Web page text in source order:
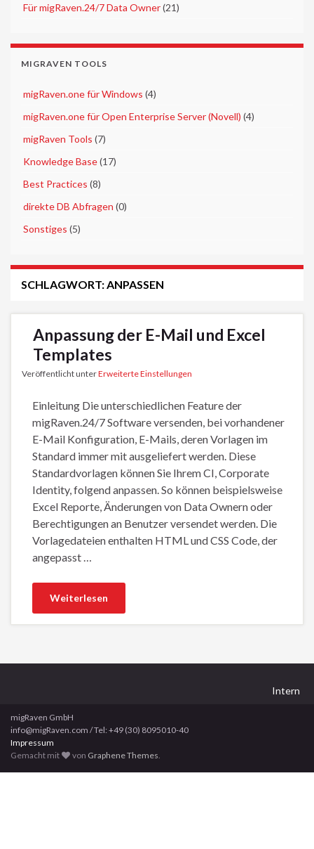
Für migRaven.24/7 Data Owner(21)
MIGRAVEN TOOLS
migRaven.one für Windows (4)
migRaven.one für Open Enterprise Server (Novell) (4)
migRaven Tools (7)
Knowledge Base(17)
Best Practices (8)
direkte DB Abfragen (0)
Sonstiges (5)
SCHLAGWORT:ANPASSEN
Anpassung der E-Mail und Excel
Templates
Veröffentlicht unterErweiterte Einstellungen
Einleitung Die unterschiedlichen Feature der
migRaven.24/7 Software versenden, bei vorhandener
E-Mail Konfiguration, E-Mails, deren Vorlagen im
Standard immer mit ausgeliefert werden. Diese
Standardvorlagen können Sie Ihrem CI, Corporate
Identity, folgend anpassen. So können beispielsweise
Excel Reporte, Änderungen von Data Ownern oder
Berechtigungen an Benutzer versendet werden. Die
Vorlagedateien enthalten HTML und CSS Code, der
angepasst …
Weiterlesen
Intern
migRaven GmbH
info@migRaven.com / Tel: +49 (30) 8095010-40
Impressum
Gemacht mit
von Graphene Themes